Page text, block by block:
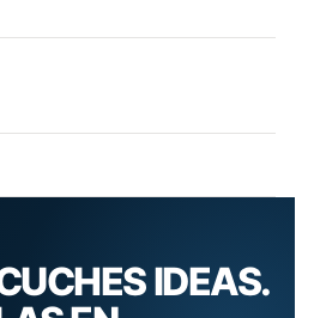
IDEAS.